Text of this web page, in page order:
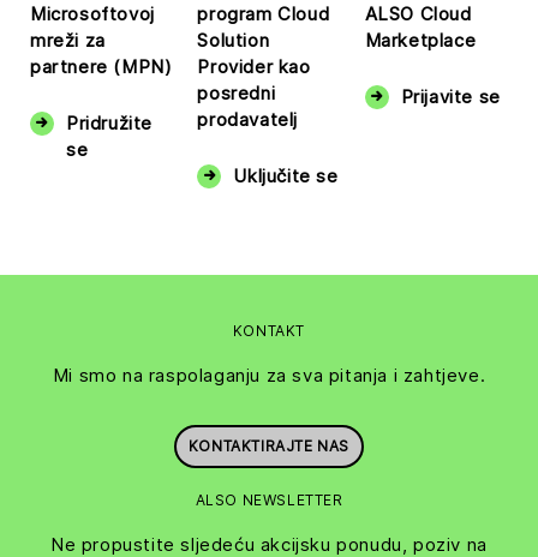
Microsoftovoj
mreži za
partnere (MPN)
Pridružite
se
program Cloud
Solution
Provider kao
posredni
prodavatelj
Uključite se
ALSO Cloud
Marketplace
Prijavite se
KONTAKT
Mi smo na raspolaganju za sva pitanja i zahtjeve.
KONTAKTIRAJTE NAS
ALSO NEWSLETTER
Ne propustite sljedeću akcijsku ponudu, poziv na